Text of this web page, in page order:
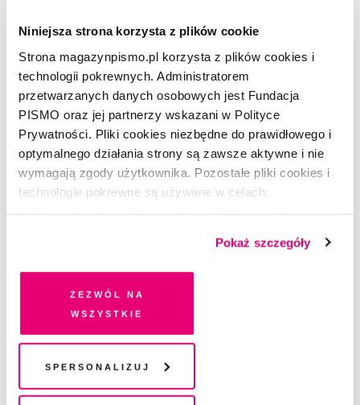
Niniejsza strona korzysta z plików cookie
Strona magazynpismo.pl korzysta z plików cookies i
technologii pokrewnych. Administratorem
przetwarzanych danych osobowych jest Fundacja
PISMO oraz jej partnerzy wskazani w Polityce
Prywatności. Pliki cookies niezbędne do prawidłowego i
optymalnego działania strony są zawsze aktywne i nie
wymagają zgody użytkownika. Pozostałe pliki cookies i
technologie pokrewne są używane w celach:
dobrowolną zgodę na pliki cookies i technologie
pokrewne, zgadzasz się na przechowywanie informacji
na Twoim urządzeniu końcowym lub dostęp do niego i
przetwarzanie danych. Zgodę na wszystkie lub niektóre
chwili wycofać lub ponowić w zakładce "Ustawienia
plików cookie". Wycofanie zgody nie wpływa na
legalność przetwarzania danych przed jej wycofaniem
Pokaż szczegóły
Zezwól na
wszystkie
Spersonalizuj
WIERSZ NA PONIEDZIAŁEK
Wiersz z pobitych garów
MAGDALENA KICIŃSKA